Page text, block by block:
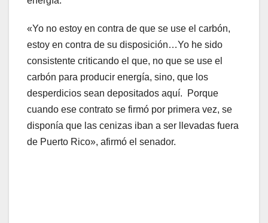
«Yo no estoy en contra de que se use el carbón,
estoy en contra de su disposición…Yo he sido
consistente criticando el que, no que se use el
carbón para producir energía, sino, que los
desperdicios sean depositados aquí. Porque
cuando ese contrato se firmó por primera vez, se
disponía que las cenizas iban a ser llevadas fuera
de Puerto Rico», afirmó el senador.